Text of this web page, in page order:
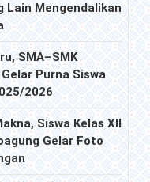
Lain Mengendalikan
SMA–SMK
Purna Siswa
2026
Siswa Kelas XII
Gelar Foto